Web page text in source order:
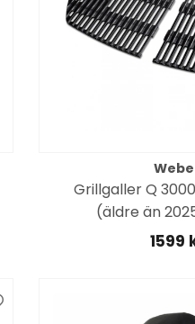
Grillgaller Q
(äldre än
1599